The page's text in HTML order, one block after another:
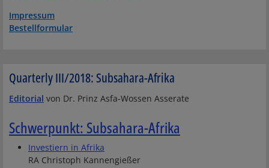
Impressum
Bestellformular
Quarterly III/2018: Subsahara-Afrika
Editorial von Dr. Prinz Asfa-Wossen Asserate
Schwerpunkt: Subsahara-Afrika
Investiern in Afrika
RA Christoph Kannengießer